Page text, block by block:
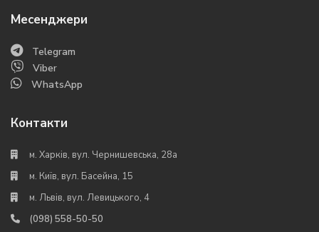
Месенджери
Telegram
Viber
WhatsApp
Контакти
м. Харків, вул. Чернишевська, 28а
м. Київ, вул. Басейна, 15
м. Львів, вул. Левицького, 4
(098) 558-50-50